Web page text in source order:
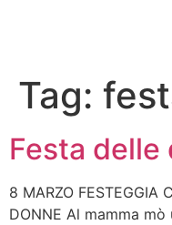
Tag:
Festa delle
8 MARZO FESTEGGIA
DONNE Al mamma